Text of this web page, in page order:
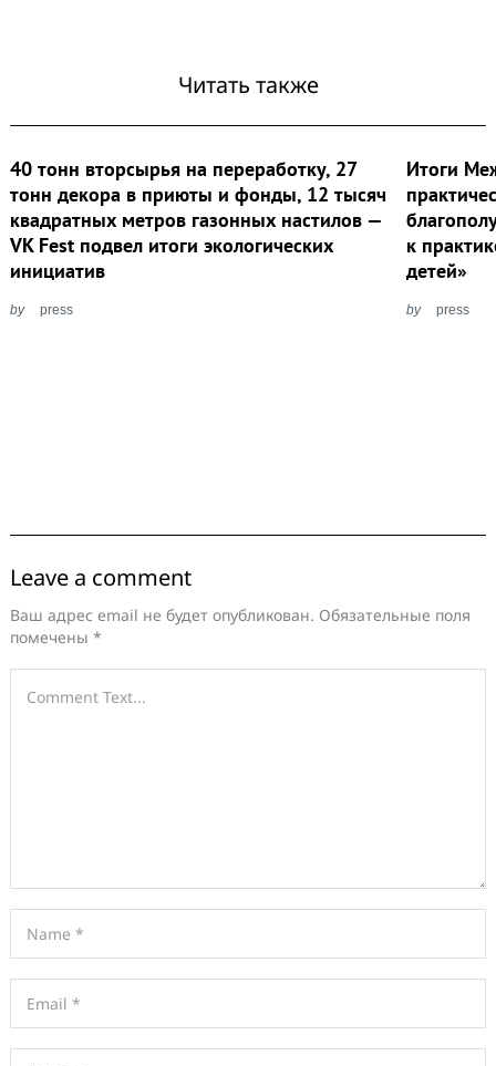
Читать также
40 тонн вторсырья на переработку, 27
тонн декора в приюты и фонды, 12 тысяч
квадратных метров газонных настилов —
VK Fest подвел итоги экологических
инициатив
by press
Итоги
к
детей»
by press
Leave a comment
Ваш адрес email не будет опубликован. Обязательные поля
помечены *